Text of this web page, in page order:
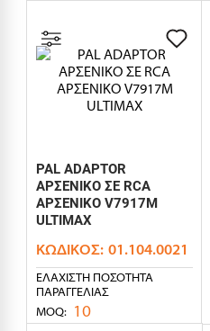
PAL ADAPTOR
ΑΡΣΕΝΙΚΟ ΣΕ RCA
ΑΡΣΕΝΙΚΟ V7917M
ULTIMAX
ΚΩΔΙΚΌΣ: 01.104.0021
ΕΛΆΧΙΣΤΗ ΠΟΣΌΤΗΤΑ
ΠΑΡΑΓΓΕΛΊΑΣ
MOQ: 10